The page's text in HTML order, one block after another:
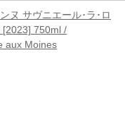
ヌ サヴニエール･ラ･ロ
[2023] 750ml /
aux Moines